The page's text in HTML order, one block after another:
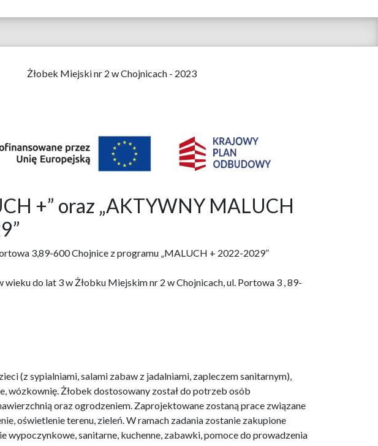
Żłobek Miejski nr 2 w Chojnicach - 2023
+” oraz „AKTYWNY MALUCH
3,89-600 Chojnice z programu „MALUCH + 2022-2029”
do lat 3 w Żłobku Miejskim nr 2 w Chojnicach, ul. Portowa 3 , 89-
(z sypialniami, salami zabaw z jadalniami, zapleczem sanitarnym),
wózkownię. Żłobek dostosowany został do potrzeb osób
oraz ogrodzeniem. Zaprojektowane zostaną prace związane
oświetlenie terenu, zieleń. W ramach zadania zostanie zakupione
wypoczynkowe, sanitarne, kuchenne, zabawki, pomoce do prowadzenia